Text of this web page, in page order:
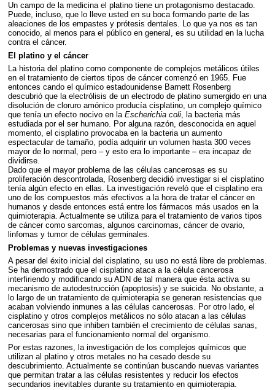
Un campo de la medicina el platino tiene un protagonismo destacado.
Puede, incluso, que lo lleve usted en su boca formando parte de las
aleaciones de los empastes y prótesis dentales. Lo que ya nos es tan
conocido, al menos para el público en general, es su utilidad en la lucha
contra el cáncer.
El platino y el cáncer
La historia del platino como componente de complejos metálicos útiles
en el tratamiento de ciertos tipos de cáncer comenzó en 1965. Fue
entonces cando el químico estadounidense Barnett Rosenberg
descubrió que la electrólisis de un electrodo de platino sumergido en una
disolución de cloruro amónico producía cisplatino, un complejo químico
que tenía un efecto nocivo en la Escherichia coli, la bacteria más
estudiada por el ser humano. Por alguna razón, desconocida en aquel
momento, el cisplatino provocaba en la bacteria un aumento
espectacular de tamaño, podía adquirir un volumen hasta 300 veces
mayor de lo normal, pero – y esto era lo importante – era incapaz de
dividirse.
Dado que el mayor problema de las células cancerosas es su
proliferación descontrolada, Rosenberg decidió investigar si el cisplatino
tenía algún efecto en ellas. La investigación reveló que el cisplatino era
uno de los compuestos más efectivos a la hora de tratar el cáncer en
humanos y desde entonces está entre los fármacos más usados en la
quimioterapia. Actualmente se utiliza para el tratamiento de varios tipos
de cáncer como sarcomas, algunos carcinomas, cáncer de ovario,
linfomas y tumor de células germinales.
Problemas y nuevas investigaciones
A pesar del éxito inicial del cisplatino, su uso no está libre de problemas.
Se ha demostrado que el cisplatino ataca a la célula cancerosa
interfiriendo y modificando su ADN de tal manera que ésta activa su
mecanismo de autodestrucción (apoptosis) y se suicida. No obstante, a
lo largo de un tratamiento de quimioterapia se generan resistencias que
acaban volviendo inmunes a las células cancerosas. Por otro lado, el
cisplatino y otros complejos metálicos no sólo atacan a las células
cancerosas sino que inhiben también el crecimiento de células sanas,
necesarias para el funcionamiento normal del organismo.
Por estas razones, la investigación de los complejos químicos que
utilizan al platino y otros metales no ha cesado desde su
descubrimiento. Actualmente se continúan buscando nuevas variantes
que permitan tratar a las células resistentes y reducir los efectos
secundarios inevitables durante su tratamiento en quimioterapia.